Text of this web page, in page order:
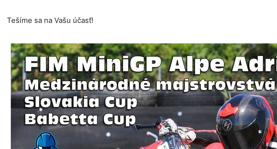
Tešíme sa na Vašu účasť!